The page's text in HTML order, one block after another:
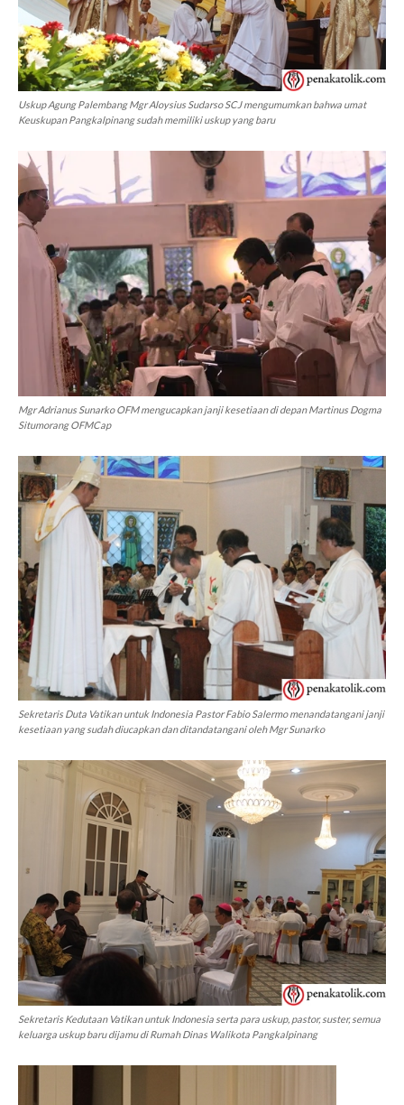
Uskup Agung Palembang Mgr Aloysius Sudarso SCJ mengumumkan bahwa umat
Keuskupan Pangkalpinang sudah memiliki uskup yang baru
Mgr Adrianus Sunarko OFM mengucapkan janji kesetiaan di depan Martinus Dogma
Situmorang OFMCap
Sekretaris Duta Vatikan untuk Indonesia Pastor Fabio Salermo menandatangani janji
kesetiaan yang sudah diucapkan dan ditandatangani oleh Mgr Sunarko
Sekretaris Kedutaan Vatikan untuk Indonesia serta para uskup, pastor, suster, semua
keluarga uskup baru dijamu di Rumah Dinas Walikota Pangkalpinang